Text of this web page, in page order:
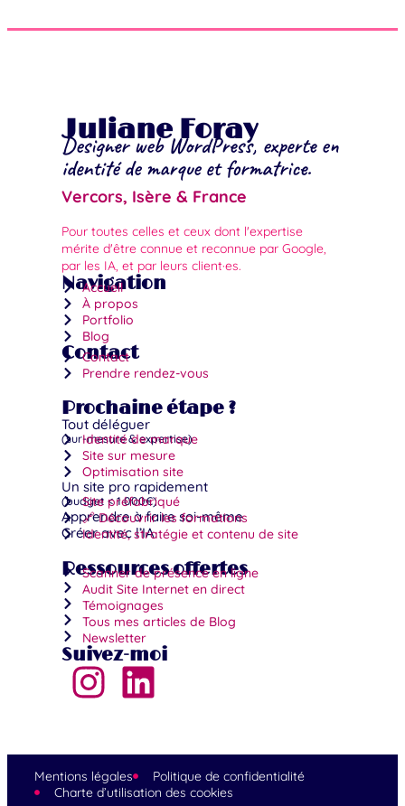
Juliane Foray
Designer web WordPress, experte en
identité de marque et formatrice.
Vercors, Isère & France
Pour toutes celles et ceux dont l'expertise
mérite d'être connue et reconnue par Google,
par les IA, et par leurs client·es.
Navigation
Accueil
À propos
Portfolio
Blog
Contact
Contact
Prendre rendez-vous
Prochaine étape ?
Tout déléguer
(sur-mesure & expertise)
Identité de marque
Site sur mesure
Optimisation site
Un site pro rapidement
(budget < 1 000€)
Site préfabriqué
Apprendre à faire soi-même
🔗 Découvrir les formations
Créer avec l’IA
Identité, stratégie et contenu de site
Ressources offertes
Scanner de présence en ligne
Audit Site Internet en direct
Témoignages
Tous mes articles de Blog
Newsletter
Suivez-moi
Mentions légales
Politique de confidentialité
Charte d’utilisation des cookies